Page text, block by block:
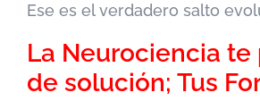
Ese es el verdadero salto
La Neurociencia te
de solución; Tus